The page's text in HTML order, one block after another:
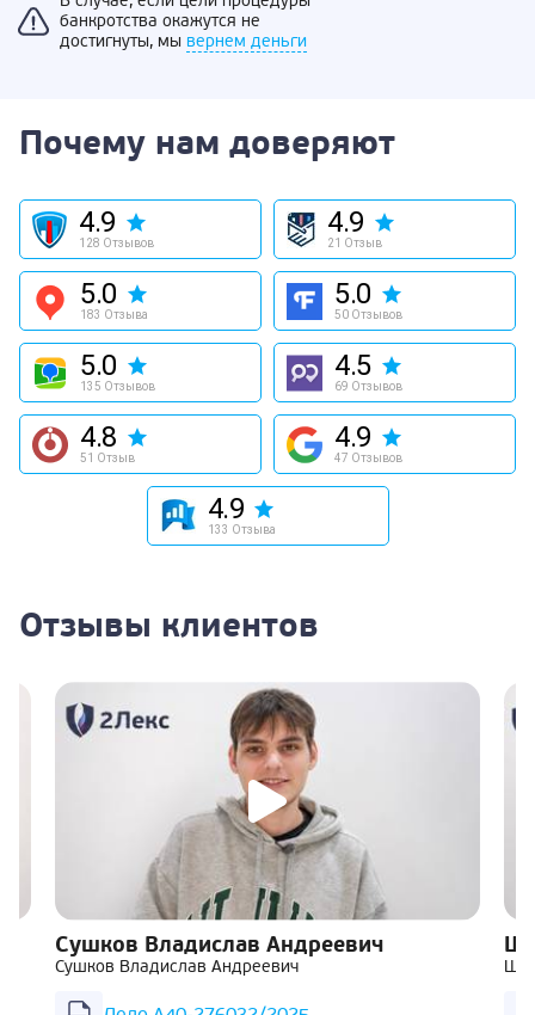
банкротства окажутся не
достигнуты, мы вернем деньги
Почему нам доверяют
4.9
128 Отзывов
4.9
21 Отзыв
5.0
183 Отзыва
5.0
50 Отзывов
5.0
135 Отзывов
4.5
69 Отзывов
4.8
51 Отзыв
4.9
47 Отзывов
4.9
133 Отзыва
Отзывы клиентов
Сушков Владислав Андреевич
Сушков Владислав Андреевич